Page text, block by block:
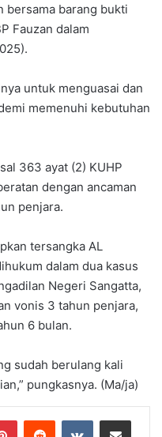
bersama barang bukti
Fauzan dalam
untuk menguasai dan
memenuhi kebutuhan
363 ayat (2) KUHP
dengan ancaman
penjara.
tersangka AL
dalam dua kasus
Negeri Sangatta,
vonis 3 tahun penjara,
6 bulan.
sudah berulang kali
pungkasnya. (Ma/ja)
PinterestReddit VKontakteShare via Email